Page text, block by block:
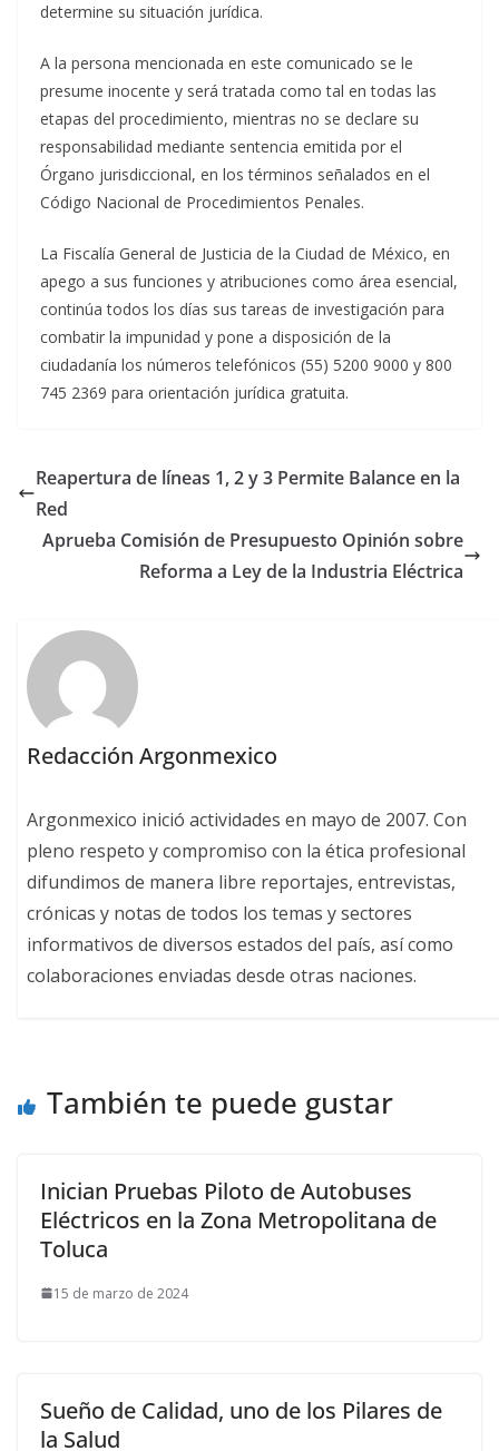
determine su situación jurídica.
A la persona mencionada en este comunicado se le
presume inocente y será tratada como tal en todas las
etapas del procedimiento, mientras no se declare su
responsabilidad mediante sentencia emitida por el
Órgano jurisdiccional, en los términos señalados en el
Código Nacional de Procedimientos Penales.
La Fiscalía General de Justicia de la Ciudad de México, en
apego a sus funciones y atribuciones como área esencial,
continúa todos los días sus tareas de investigación para
combatir la impunidad y pone a disposición de la
ciudadanía los números telefónicos (55) 5200 9000 y 800
745 2369 para orientación jurídica gratuita.
Reapertura de líneas 1, 2 y 3 Permite Balance en la
Red
Aprueba Comisión de Presupuesto Opinión sobre
Reforma a Ley de la Industria Eléctrica
Redacción Argonmexico
Argonmexico inició actividades en mayo de 2007. Con
pleno respeto y compromiso con la ética profesional
difundimos de manera libre reportajes, entrevistas,
crónicas y notas de todos los temas y sectores
informativos de diversos estados del país, así como
colaboraciones enviadas desde otras naciones.
También te puede gustar
Inician Pruebas Piloto de Autobuses
Eléctricos en la Zona Metropolitana de
Toluca
15 de marzo de 2024
Sueño de Calidad, uno de los Pilares de
la Salud